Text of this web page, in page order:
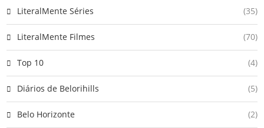
LiteralMente Séries (35)
LiteralMente Filmes (70)
Top 10 (4)
Diários de Belorihills (5)
Belo Horizonte (2)